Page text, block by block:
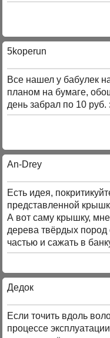
5koperun
Все нашел у бабулек
планом на бумаге,
день забрал по 10 руб.
An-Drey
Есть идея,
представленной
А вот саму крышку,
дерева твёрдых пород
частью и сажать в
Дедок
Если точить вдоль
процессе